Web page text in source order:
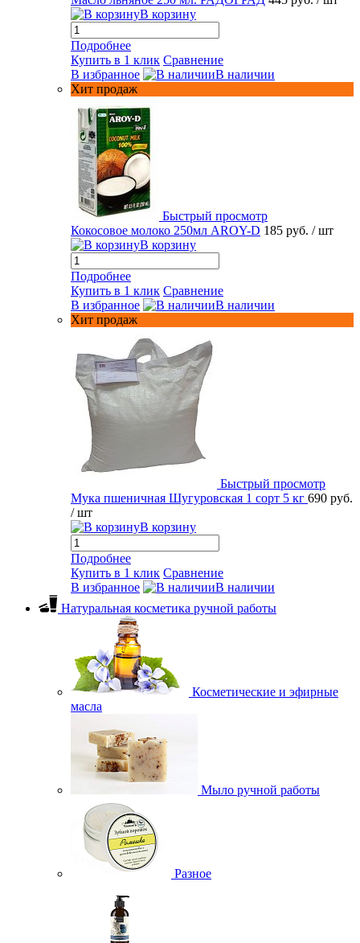
В корзину
Подробнее
Купить в 1 клик Сравнение
В избранное
В наличии
Хит продаж
Быстрый просмотр
Кокосовое молоко 250мл AROY-D 185 руб. / шт
В корзину
Подробнее
Купить в 1 клик Сравнение
В избранное
В наличии
Хит продаж
Быстрый просмотр
Мука пшеничная Шугуровская 1 сорт 5 кг 690 руб.
/ шт
В корзину
Подробнее
Купить в 1 клик Сравнение
В избранное
В наличии
Натуральная косметика ручной работы
Косметические и эфирные
масла
Мыло ручной работы
Разное